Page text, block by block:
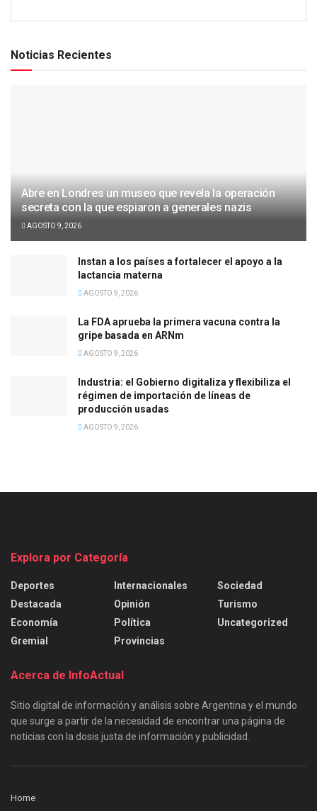
Noticias Recientes
Abre en Londres un museo que revela la operación
secreta con la que espiaron a generales nazis
AGOSTO 9, 2026
Instan a los países a fortalecer el apoyo a la
lactancia materna
AGOSTO 9, 2026
La FDA aprueba la primera vacuna contra la
gripe basada en ARNm
AGOSTO 9, 2026
Industria: el Gobierno digitaliza y flexibiliza el
régimen de importación de líneas de
producción usadas
AGOSTO 9, 2026
Explora por Categoría
Deportes
Destacada
Economía
Gremial
Internacionales
Opinión
Política
Provincias
Sociedad
Turismo
Uncategorized
Acerca de InfoActual
Sitio digital de información y análisis sobre Argentina y el mundo
que surge a partir de la necesidad de encontrar una página de
noticias con la dosis justa de información y publicidad.
Home